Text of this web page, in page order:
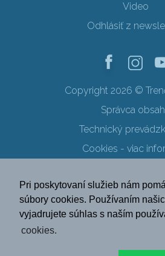
Pri poskytovaní služieb nám
súbory cookies. Používaním
vyjadrujete súhlas s naším
cookies.
Video
Odhlásiť z
Copyright 2026 ©
Správca
Technický
Cookies - viac
Ochrana osobných
SK EN DE